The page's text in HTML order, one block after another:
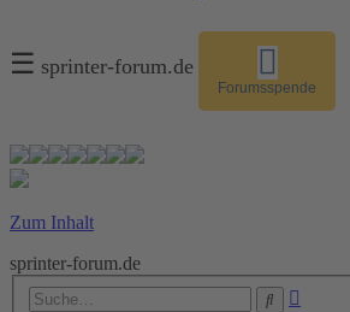
☰ sprinter-forum.de
Forumsspende
Zum Inhalt
sprinter-forum.de
Suche